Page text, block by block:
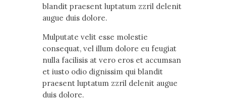
blandit praesent luptatum zzril delenit
augue duis dolore.
Мulputate velit esse molestie
consequat, vel illum dolore eu feugiat
nulla facilisis at vero eros et accumsan
et iusto odio dignissim qui blandit
praesent luptatum zzril delenit augue
duis dolore.